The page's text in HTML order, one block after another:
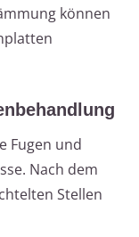
können
Fugen und
Nach dem
Stellen